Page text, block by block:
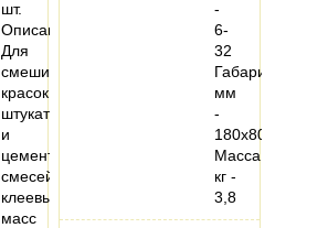
шт.
Описание:
Для
смешивания
красок,
штукатурных
и
цементных
смесей,
клеевых
масс
-
6-
32
Габариты,
мм
-
180х80х660
Масса,
кг -
3,8